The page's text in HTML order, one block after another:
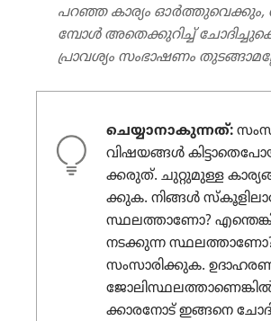
പറഞ്ഞ കാര്യം
മ്പോൾ അതെക്കു​റിച്ച്‌
പ്രാവ​ശ്യം സംഭാ​ഷണം
ചെയ്യാനാകുന്നത്‌:
വിഷയങ്ങൾ
ക്ക​രുത്‌. ചുറ്റു​മുള്ള
ക്കുക. നിങ്ങൾ
സ്ഥ​ല​ത്താ​ണോ?
നടക്കുന്ന
സംസാ​രി​ക്കുക.
ക്കാ​ര​നോട്‌ ഇങ്ങനെ